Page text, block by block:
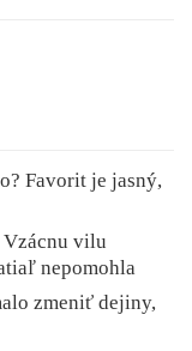
Favorit je jasný,
vilu
nepomohla
zmeniť dejiny,